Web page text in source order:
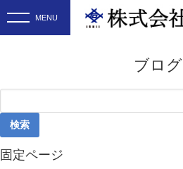
ブログ
索:
固定ページ